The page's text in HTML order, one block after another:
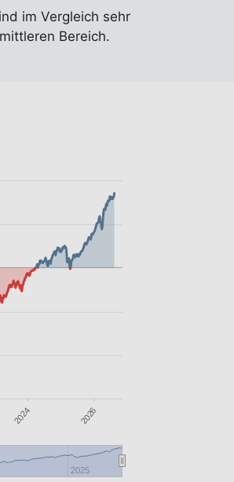
im Vergleich sehr
Bereich.
2024 2026
2025